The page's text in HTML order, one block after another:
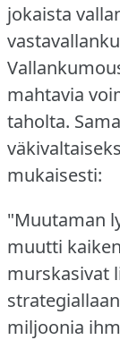
jokaista
mahtavia
taholta.
mukaisesti:
"Muutaman
muutti
murskasivat
miljoonia